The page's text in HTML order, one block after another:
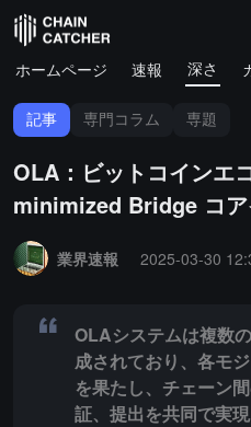
ホームページ 速報 深さ
記事 専門コラム 専題
OLA：ビットコインエ
minimized Bridge コア
業界速報
2025-03-30
OLAシステムは複数
成されており、各モ
を果たし、チェーン
証、提出を共同で実現